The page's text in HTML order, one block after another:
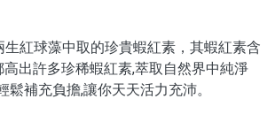
生紅球藻中取的珍貴蝦紅素，其蝦紅素含
出許多珍稀蝦紅素,萃取自然界中純淨
鬆補充負擔,讓你天天活力充沛。